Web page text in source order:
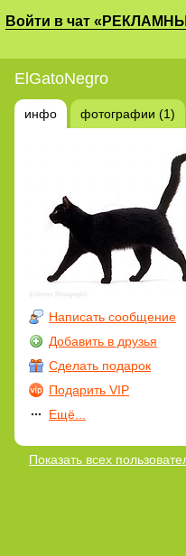
Войти в чат
ElGatoNegro
инфо фотографии (1)
Написать сообщение
Добавить в друзья
Сделать подарок
Подарить VIP
Ещё...
Показать всех